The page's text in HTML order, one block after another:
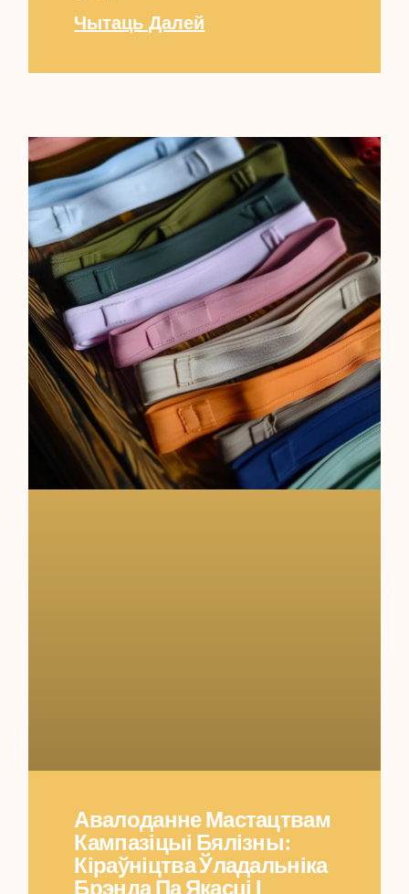
Чытаць Далей
Авалоданне Мастацтвам
Кампазіцыі Бялізны:
Кіраўніцтва Ўладальніка
Брэнда Па Якасці І